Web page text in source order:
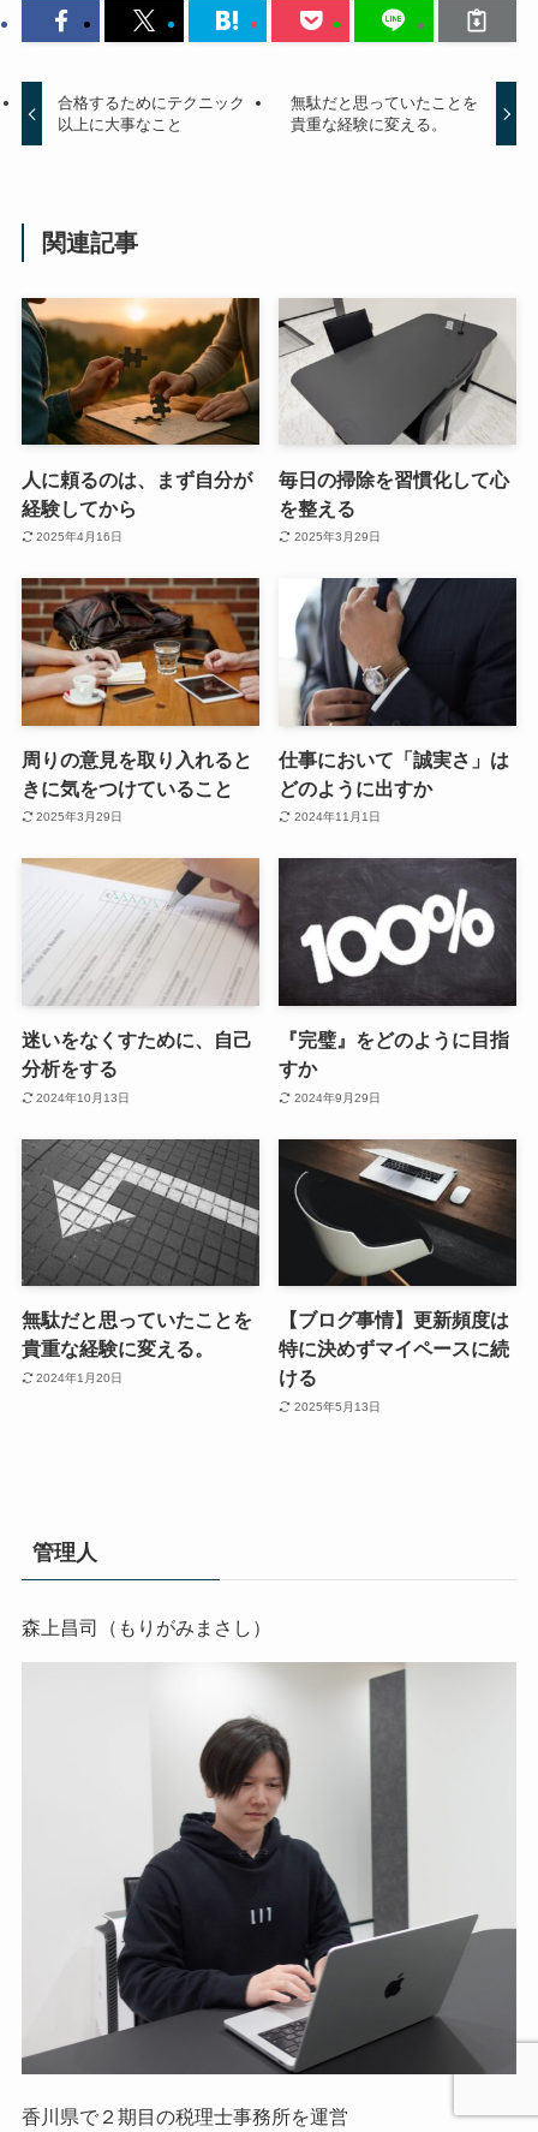
合格するためにテクニック
以上に大事なこと
無駄だと思っていたことを
貴重な経験に変える。
関連記事
人に頼るのは、まず自分が
経験してから
2025年4月16日
毎日の掃除を習慣化して心
を整える
2025年3月29日
周りの意見を取り入れると
きに気をつけていること
2025年3月29日
仕事において「誠実さ」は
どのように出すか
2024年11月1日
迷いをなくすために、自己
分析をする
2024年10月13日
『完璧』をどのように目指
すか
2024年9月29日
無駄だと思っていたことを
貴重な経験に変える。
2024年1月20日
【ブログ事情】更新頻度は
特に決めずマイペースに続
ける
2025年5月13日
管理人
森上昌司（もりがみまさし）
香川県で２期目の税理士事務所を運営